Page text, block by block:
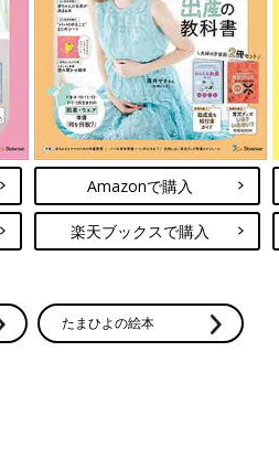
Amazonで購入
楽天ブックスで購入
たまひよの絵本